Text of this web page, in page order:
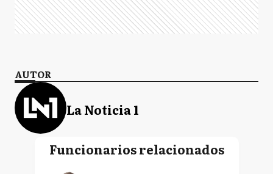
AUTOR
La Noticia 1
Funcionarios relacionados